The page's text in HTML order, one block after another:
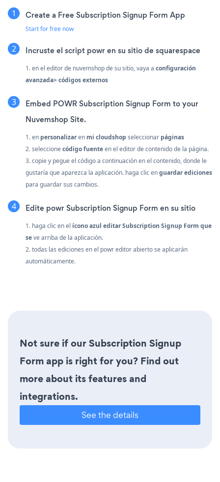
Create a Free Subscription Signup Form App
Start for free now
Incruste el script powr en su sitio de squarespace
1. en el editor de nuvemshop de su sitio, vaya a configuración
avanzada> códigos externos
Embed POWR Subscription Signup Form to your
Nuvemshop Site.
1. en personalizaren mi cloudshop seleccionar páginas
2. seleccionecódigo fuenteen el editor de contenido de la página.
3. copie y pegue el código a continuación en el contenido, donde le
gustaría que aparezca la aplicación. haga clic enguardar ediciones
para guardar sus cambios.
Edite powr Subscription Signup Form en su sitio
1. haga clic en el ícono azul editar Subscription Signup Form que
seve arriba de la aplicación.
2. todas las ediciones en el powr editor abierto se aplicarán
automáticamente.
Not sure if our Subscription Signup
Form app is right for you? Find out
more about its features and
integrations.
See the details